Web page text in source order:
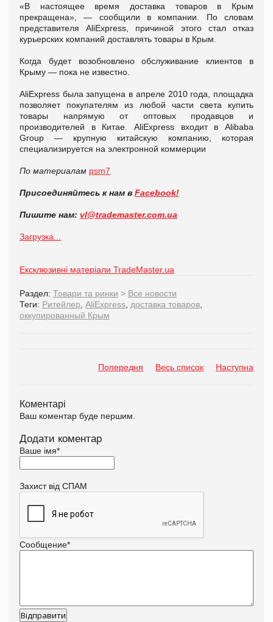
«В настоящее время доставка товаров в Крым
прекращена», — сообщили в компании. По словам
представителя AliExpress, причиной этого стал отказ
курьерских компаний доставлять товары в Крым.
Когда будет возобновлено обслуживание клиентов в
Крыму — пока не известно.
AliExpress была запущена в апреле 2010 года, площадка
позволяет покупателям из любой части света купить
товары напрямую от оптовых продавцов и
производителей в Китае. AliExpress входит в Alibaba
Group — крупную китайскую компанию, которая
специализируется на электронной коммерции
По материалам psm7
Присоединяйтесь к нам в Facebook!
Пишите нам: vl@trademaster.com.ua
Загрузка...
Ексклюзивні матеріали TradeMaster.ua
Раздел: Товари та ринки > Все новости
Теги: Ритейлер AliExpress доставка товаров
оккупированный Крым
Попередня Весь список Наступна
Коментарі
Ваш коментар буде першим.
Додати коментар
Ваше імя*
Захист від СПАМ
Сообщение*